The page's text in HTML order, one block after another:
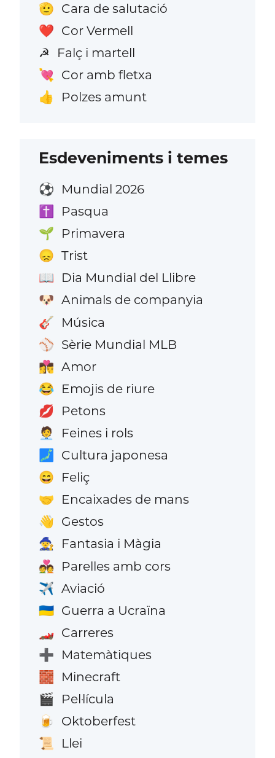
🫡 Cara de salutació
❤️ Cor Vermell
☭ Falç i martell
💘 Cor amb fletxa
👍 Polzes amunt
Esdeveniments i temes
⚽ Mundial 2026
✝️ Pasqua
🌱 Primavera
😞 Trist
📖 Dia Mundial del Llibre
🐶 Animals de companyia
🎸 Música
⚾ Sèrie Mundial MLB
👩‍❤️‍💋‍👨 Amor
😂 Emojis de riure
💋 Petons
🧑‍💼 Feines i rols
🗾 Cultura japonesa
😄 Feliç
🤝 Encaixades de mans
👋 Gestos
🧙 Fantasia i Màgia
💑 Parelles amb cors
✈️ Aviació
🇺🇦 Guerra a Ucraïna
🏎️ Carreres
➕ Matemàtiques
🧱 Minecraft
🎬 Pel·lícula
🍺 Oktoberfest
📜
Llei